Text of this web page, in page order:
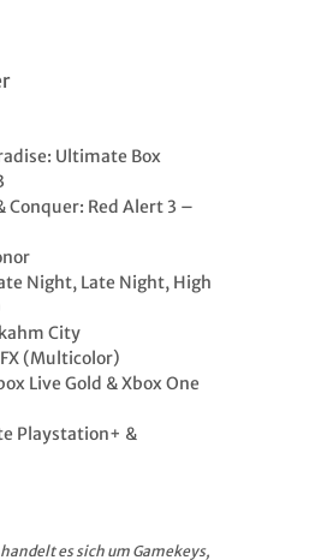
Ultimate Box
Conquer: Red Alert 3 –
Night, Late Night, High
City
(Multicolor)
Live Gold & Xbox One
Playstation+ &
es sich um Gamekeys,